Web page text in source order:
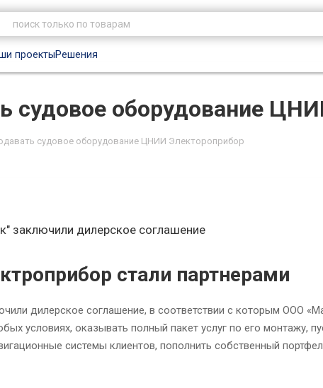
проектыРешения
судовое оборудование
судовое оборудование ЦНИИ Электороприбор
заключили дилерское соглашение
стали партнерами
дилерское соглашение, в соответствии с которым ООО
условиях, оказывать полный пакет услуг по его монтажу,
системы клиентов, пополнить собственный